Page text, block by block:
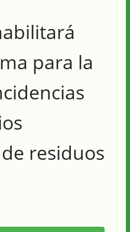
para la
residuos